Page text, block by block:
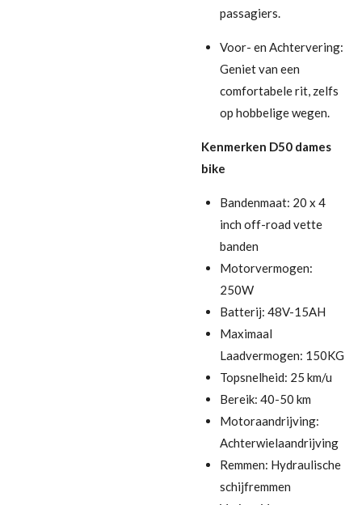
passagiers.
Voor- en Achtervering:
Geniet van een
comfortabele rit, zelfs
op hobbelige wegen.
Kenmerken D50 dames
bike
Bandenmaat: 20 x 4
inch off-road vette
banden
Motorvermogen:
250W
Batterij: 48V-15AH
Maximaal
Laadvermogen: 150KG
Topsnelheid: 25 km/u
Bereik: 40-50 km
Motoraandrijving:
Achterwielaandrijving
Remmen: Hydraulische
schijfremmen